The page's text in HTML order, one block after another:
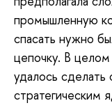
промышленную
спасать нужно
цепочку. В
удалось
стратегическим